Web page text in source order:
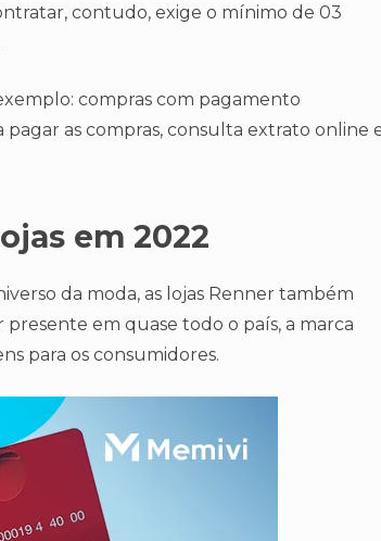
contudo, exige o mínimo de 03
compras com pagamento
pagar as compras, consulta extrato online
em 2022
da moda, as lojas Renner também
em quase todo o país, a marca
para os consumidores.